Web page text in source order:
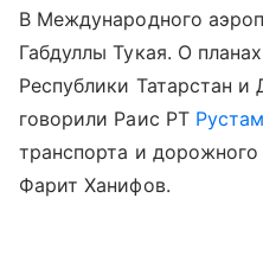
В Международного
Габдуллы Тукая. О
Республики Татарстан
говорили Раис РТ
транспорта и дорожного
Фарит Ханифов.